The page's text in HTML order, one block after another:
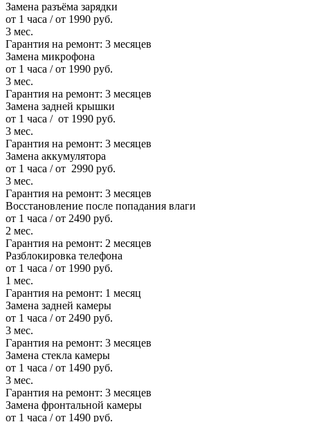
Замена разъёма зарядки
от 1 часа / от 1990 руб.
3 мес.
Гарантия на ремонт: 3 месяцев
Замена микрофона
от 1 часа / от 1990 руб.
3 мес.
Гарантия на ремонт: 3 месяцев
Замена задней крышки
от 1 часа / от 1990 руб.
3 мес.
Гарантия на ремонт: 3 месяцев
Замена аккумулятора
от 1 часа / от 2990 руб.
3 мес.
Гарантия на ремонт: 3 месяцев
Восстановление после попадания влаги
от 1 часа / от 2490 руб.
2 мес.
Гарантия на ремонт: 2 месяцев
Разблокировка телефона
от 1 часа / от 1990 руб.
1 мес.
Гарантия на ремонт: 1 месяц
Замена задней камеры
от 1 часа / от 2490 руб.
3 мес.
Гарантия на ремонт: 3 месяцев
Замена стекла камеры
от 1 часа / от 1490 руб.
3 мес.
Гарантия на ремонт: 3 месяцев
Замена фронтальной камеры
от 1 часа / от 1490 руб.